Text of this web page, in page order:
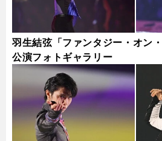
羽生結弦「ファンタジー・オン
公演フォトギャラリー